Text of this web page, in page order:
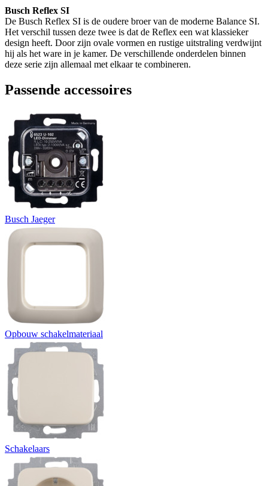
Busch Reflex SI
De Busch Reflex SI is de oudere broer van de moderne Balance SI.
Het verschil tussen deze twee is dat de Reflex een wat klassieker
design heeft. Door zijn ovale vormen en rustige uitstraling verdwijnt
hij als het ware in je kamer. De verschillende onderdelen binnen
deze serie zijn allemaal met elkaar te combineren.
Passende accessoires
Busch Jaeger
Opbouw schakelmateriaal
Schakelaars